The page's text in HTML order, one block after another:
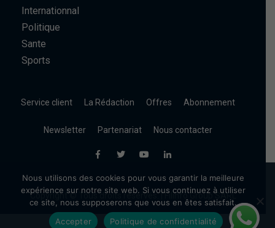
Internationnal
Politique
Sante
Sports
Service client La Rédaction Offres Abonnement
Newsletter Partenariat Nous contacter
Copyright © Tous droits réservés. | Filinfo Group SARL
Nous utilisons des cookies pour vous garantir la meilleure
expérience sur notre site web. Si vous continuez à utiliser
ce site, nous supposerons que vous en êtes satisfait.
Accepter
Politique de confidentialité